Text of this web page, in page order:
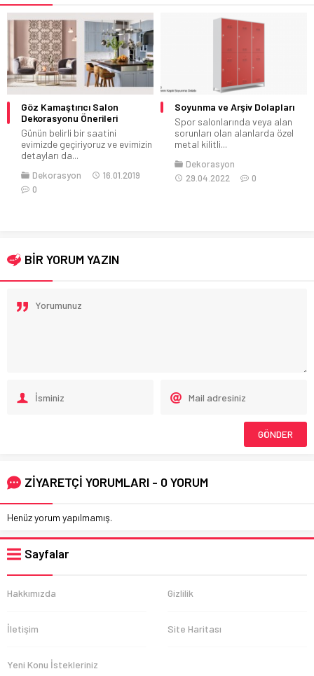
Göz Kamaştırıcı Salon
Dekorasyonu Önerileri
Günün belirli bir saatini
evimizde geçiriyoruz ve evimizin
detayları da...
Dekorasyon
16.01.2019
0
Soyunma ve Arşiv Dolapları
Spor salonlarında veya alan
sorunları olan alanlarda özel
metal kilitli...
Dekorasyon
29.04.2022
0
BİR YORUM YAZIN
ZİYARETÇİ YORUMLARI - 0 YORUM
Henüz yorum yapılmamış.
Sayfalar
Hakkımızda Gizlilik
İletişim Site Haritası
Yeni Konu İstekleriniz